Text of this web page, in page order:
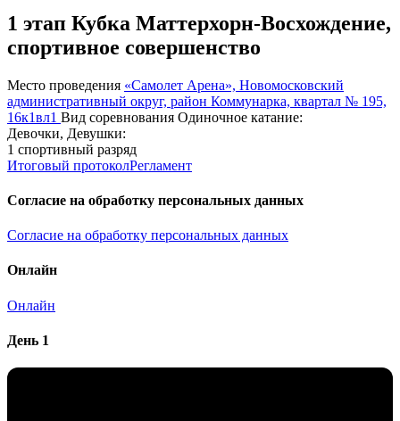
1 этап Кубка Маттерхорн-Восхождение,
спортивное совершенство
Место проведения «Самолет Арена», Новомосковский
административный округ, район Коммунарка, квартал № 195,
16к1вл1 Вид соревнования Одиночное катание:
Девочки, Девушки:
1 спортивный разряд
Итоговый протоколРегламент
Согласие на обработку персональных данных
Согласие на обработку персональных данных
Онлайн
Онлайн
День 1